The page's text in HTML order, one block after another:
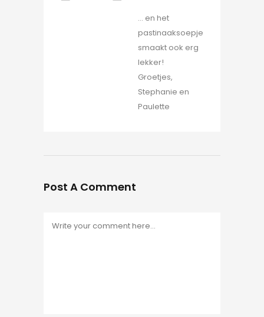
… en het
pastinaaksoepje
smaakt ook erg
lekker!
Groetjes,
Stephanie en
Paulette
Post A Comment